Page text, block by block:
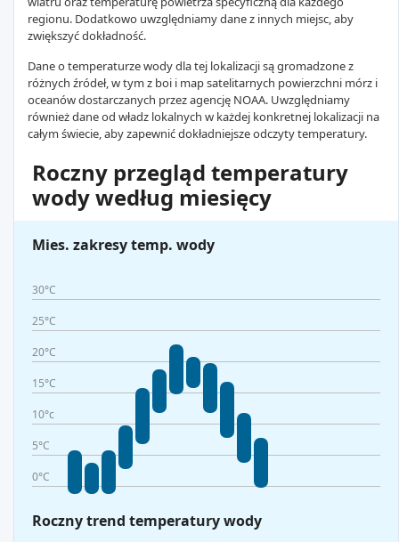
regionu. Dodatkowo uwzględniamy dane z innych miejsc, aby
zwiększyć dokładność.
Dane o temperaturze wody dla tej lokalizacji są gromadzone z
różnych źródeł, w tym z boi i map satelitarnych powierzchni mórz i
oceanów dostarczanych przez agencję NOAA. Uwzględniamy
również dane od władz lokalnych w każdej konkretnej lokalizacji na
całym świecie, aby zapewnić dokładniejsze odczyty temperatury.
Roczny przegląd temperatury
wody według miesięcy
Mies. zakresy temp. wody
30°C
25°C
20°C
15°C
10°c
5°C
0°C
Roczny trend temperatury wody